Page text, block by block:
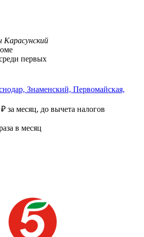
Карасунский
первых
Знаменский, Первомайская,
₽ за месяц, до вычета налогов
в месяц